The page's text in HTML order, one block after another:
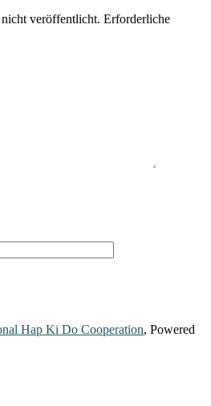
veröffentlicht. Erforderliche
Hap Ki Do Cooperation, Powered